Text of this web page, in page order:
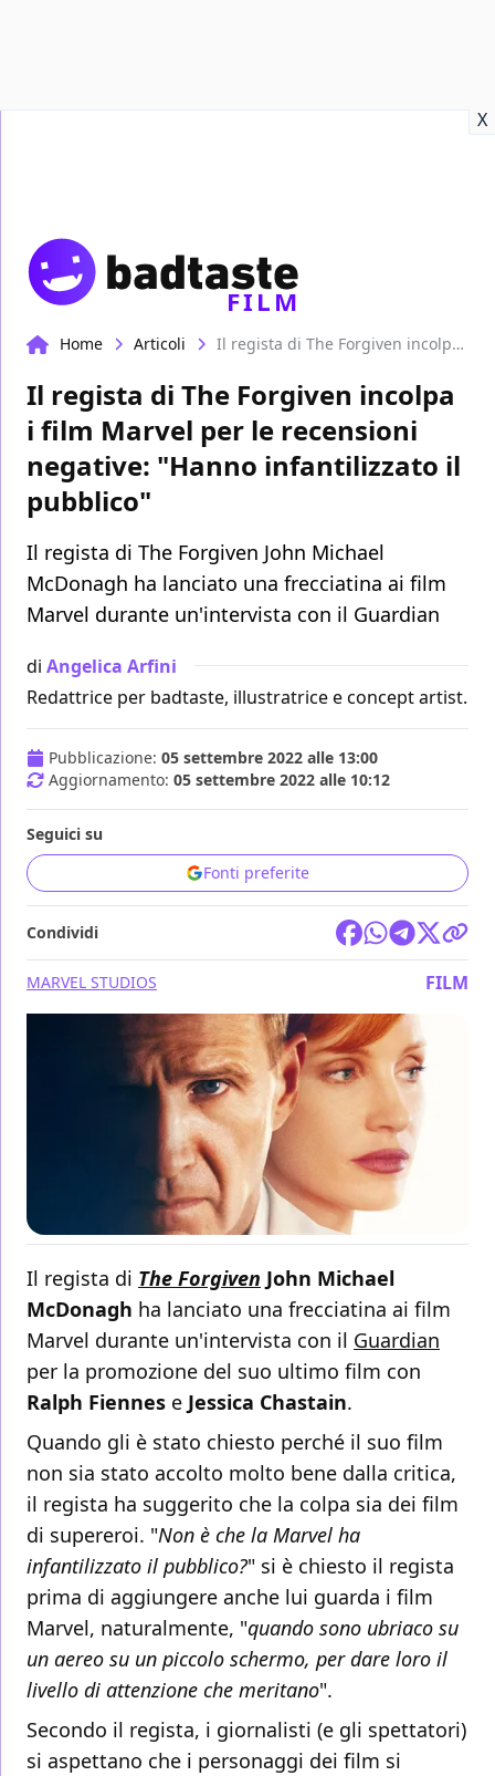
X
FILM
Home Articoli Il regista di The Forgiven incolpa i film Marvel per le recensioni negative: "Hanno infantilizzato il pubblico"
Il regista di The Forgiven incolpa
i film Marvel per le recensioni
negative: "Hanno infantilizzato il
pubblico"
Il regista di The Forgiven John Michael
McDonagh ha lanciato una frecciatina ai film
Marvel durante un'intervista con il Guardian
di Angelica Arfini
Redattrice per badtaste, illustratrice e concept artist.
Pubblicazione: 05 settembre 2022 alle 13:00
Aggiornamento: 05 settembre 2022 alle 10:12
Seguici su
Fonti preferite
Condividi
MARVEL STUDIOS FILM
Il regista di The Forgiven John Michael
McDonagh ha lanciato una frecciatina ai film
Marvel durante un'intervista con il Guardian
per la promozione del suo ultimo film con
Ralph Fiennes e Jessica Chastain.
Quando gli è stato chiesto perché il suo film
non sia stato accolto molto bene dalla critica,
il regista ha suggerito che la colpa sia dei film
di supereroi. "Non è che la Marvel ha
infantilizzato il pubblico?" si è chiesto il regista
prima di aggiungere anche lui guarda i film
Marvel, naturalmente, "quando sono ubriaco su
un aereo su un piccolo schermo, per dare loro il
livello di attenzione che meritano".
Secondo il regista, i giornalisti (e gli spettatori)
si aspettano che i personaggi dei film si